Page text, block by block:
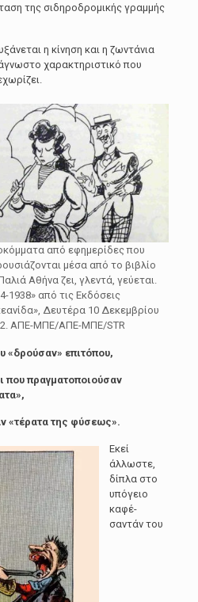
της σιδηροδρομικής γραμμής
η κίνηση και η ζωντάνια
χαρακτηριστικό που
από εφημερίδες που
μέσα από το βιβλίο
Αθήνα ζει, γλεντά, γεύεται.
1938» από τις Εκδόσεις
Δευτέρα 10 Δεκεμβρίου
ΑΠΕ-ΜΠΕ/ΑΠΕ-ΜΠΕ/STR
«δρούσαν» επιτόπου,
που πραγματοποιούσαν
«τέρατα της φύσεως».
Εκεί
άλλωστε,
δίπλα στο
υπόγειο
καφέ-
σαντάν του